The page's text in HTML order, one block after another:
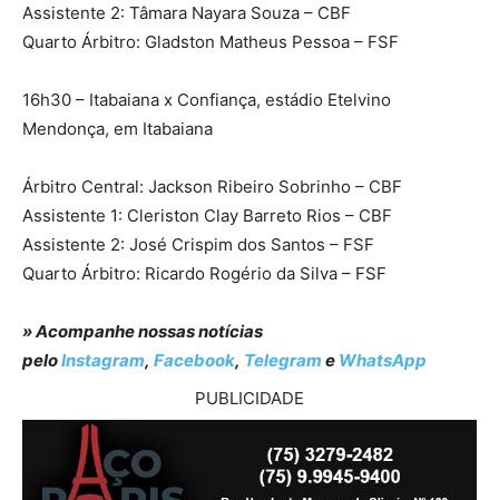
Assistente 2: Tâmara Nayara Souza – CBF
Quarto Árbitro: Gladston Matheus Pessoa – FSF
16h30 – Itabaiana x Confiança, estádio Etelvino
Mendonça, em Itabaiana
Árbitro Central: Jackson Ribeiro Sobrinho – CBF
Assistente 1: Cleriston Clay Barreto Rios – CBF
Assistente 2: José Crispim dos Santos – FSF
Quarto Árbitro: Ricardo Rogério da Silva – FSF
» Acompanhe nossas notícias
peloInstagram, Facebook, Telegram e WhatsApp
PUBLICIDADE